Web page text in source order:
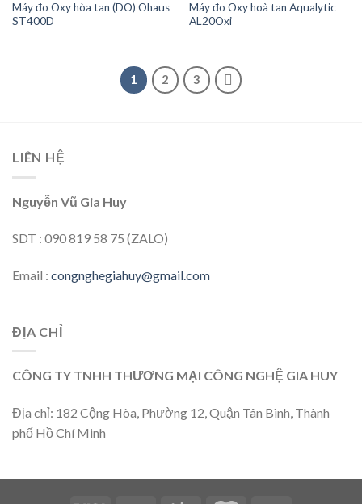
Add to
Máy đo Oxy hòa tan (DO) Ohaus
ST400D
Add to
Máy đo Oxy hoà tan Aqualytic
AL20Oxi
1 2 3
LIÊN HỆ
Nguyễn Vũ Gia Huy
SDT : 090 819 58 75 (ZALO)
Email : congnghegiahuy@gmail.com
ĐỊA CHỈ
CÔNG TY TNHH THƯƠNG MẠI CÔNG NGHỆ GIA HUY
Địa chỉ: 182 Cộng Hòa, Phường 12, Quận Tân Bình, Thành
phố Hồ Chí Minh